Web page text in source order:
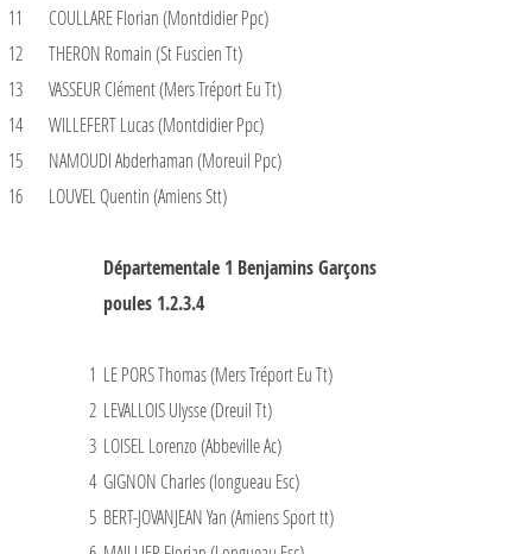
11
COULLARE Florian (Montdidier Ppc)
12
THERON Romain (St Fuscien Tt)
13
VASSEUR Clément (Mers Tréport Eu Tt)
14
WILLEFERT Lucas (Montdidier Ppc)
15
NAMOUDI Abderhaman (Moreuil Ppc)
16
LOUVEL Quentin (Amiens Stt)
Départementale 1 Benjamins Garçons
poules 1.2.3.4
1 LE PORS Thomas (Mers Tréport Eu Tt)
2 LEVALLOIS Ulysse (Dreuil Tt)
3 LOISEL Lorenzo (Abbeville Ac)
4 GIGNON Charles (longueau Esc)
5 BERT-JOVANJEAN Yan (Amiens Sport tt)